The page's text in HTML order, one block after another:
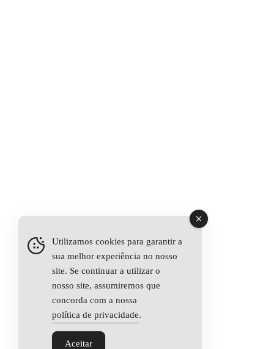
Utilizamos cookies para garantir a
sua melhor experiência no nosso
site. Se continuar a utilizar o
nosso site, assumiremos que
concorda com a nossa
política de privacidade.
Aceitar